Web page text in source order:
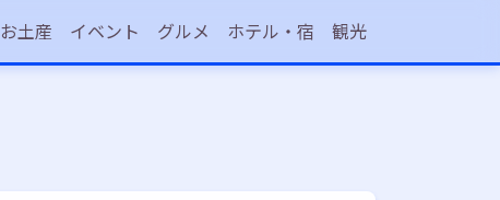
お土産 イベント グルメ ホテル・宿 観光